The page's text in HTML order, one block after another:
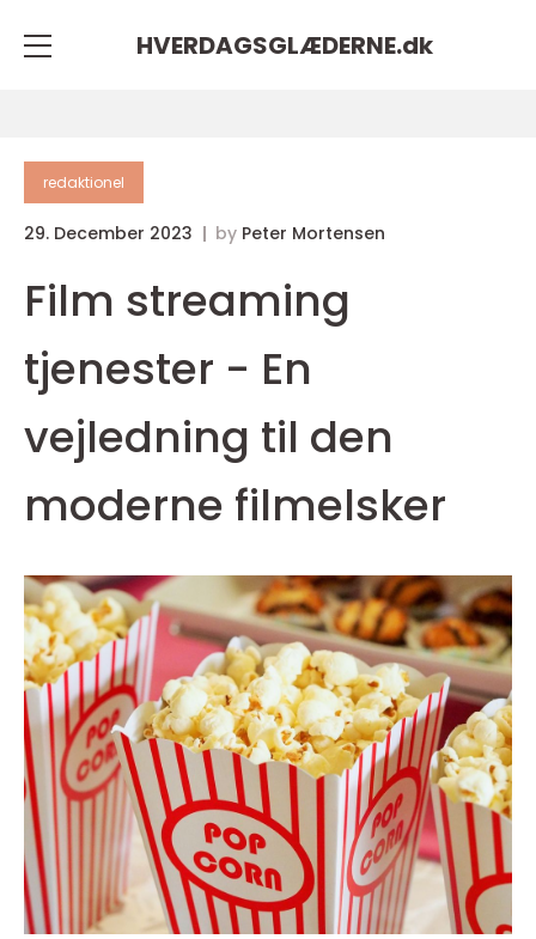
HVERDAGSGLÆDERNE.dk
redaktionel
29. December 2023 by Peter Mortensen
Film streaming
tjenester - En
vejledning til den
moderne filmelsker